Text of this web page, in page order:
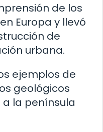
de los
Europa y llevó
de
urbana.
ejemplos de
geológicos
la península